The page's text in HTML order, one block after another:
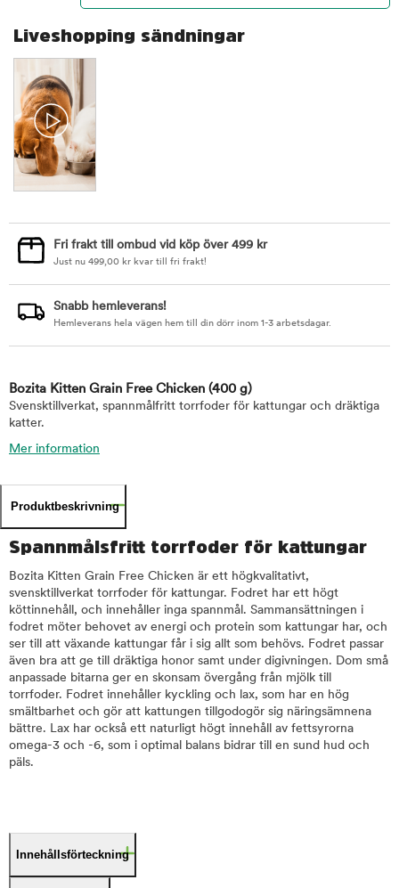
Liveshopping sändningar
Fri frakt till ombud vid köp över 499 kr
Just nu 499,00 kr kvar till fri frakt!
Snabb hemleverans!
Hemleverans hela vägen hem till din dörr inom 1-3 arbetsdagar.
Bozita Kitten Grain Free Chicken (400 g)
Svensktillverkat, spannmålfritt torrfoder för kattungar och dräktiga
katter.
Mer information
Produktbeskrivning
Spannmålsfritt torrfoder för kattungar
Bozita Kitten Grain Free Chicken är ett högkvalitativt,
svensktillverkat torrfoder för kattungar. Fodret har ett högt
köttinnehåll, och innehåller inga spannmål. Sammansättningen i
fodret möter behovet av energi och protein som kattungar har, och
ser till att växande kattungar får i sig allt som behövs. Fodret passar
även bra att ge till dräktiga honor samt under digivningen. Dom små
anpassade bitarna ger en skonsam övergång från mjölk till
torrfoder. Fodret innehåller kyckling och lax, som har en hög
smältbarhet och gör att kattungen tillgodogör sig näringsämnena
bättre. Lax har också ett naturligt högt innehåll av fettsyrorna
omega-3 och -6, som i optimal balans bidrar till en sund hud och
päls.
Innehållsförteckning